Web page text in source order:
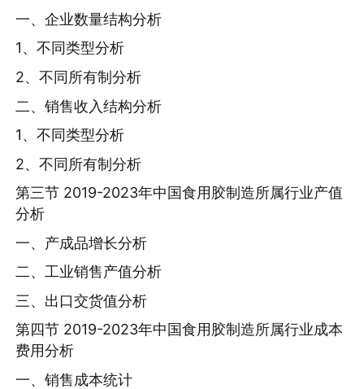
一、企业数量结构分析
1、不同类型分析
2、不同所有制分析
二、销售收入结构分析
1、不同类型分析
2、不同所有制分析
第三节 2019-2023年中国食用胶制造所属行业产值
分析
一、产成品增长分析
二、工业销售产值分析
三、出口交货值分析
第四节 2019-2023年中国食用胶制造所属行业成本
费用分析
一、销售成本统计